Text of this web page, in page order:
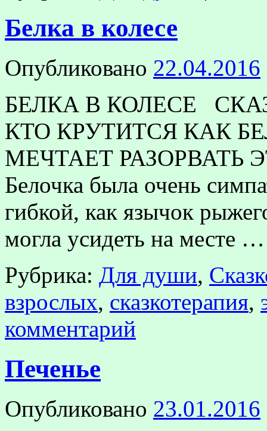
Белка в колесе
Опубликовано 22.04.2016
БЕЛКА В КОЛЕСЕ
КТО КРУТИТСЯ КАК
МЕЧТАЕТ РАЗОРВАТЬ
Белочка была очень
гибкой, как язычок
могла усидеть на месте
Рубрика: Для души,
взрослых, сказкотерапия,
комментарий
Печенье
Опубликовано 23.01.2016